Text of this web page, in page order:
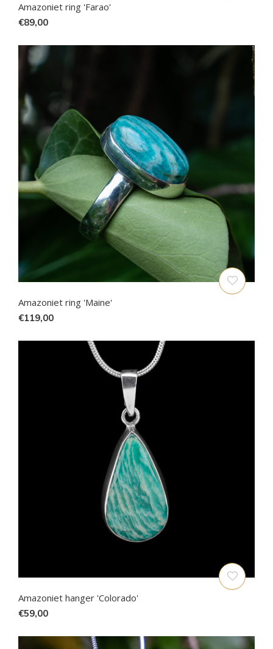
Amazoniet ring 'Farao'
€89,00
Amazoniet ring 'Maine'
€119,00
Amazoniet hanger 'Colorado'
€59,00